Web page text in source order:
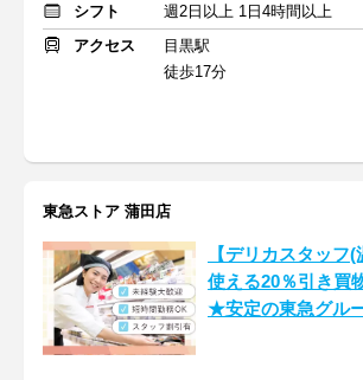
シフト
週2日以上 1日4時間以上
アクセス
目黒駅
徒歩17分
東急ストア 蒲田店
【デリカスタッフ
使える20％引き買
★安定の東急グル